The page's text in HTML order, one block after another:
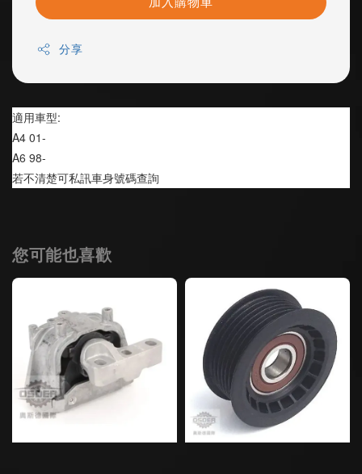
分享
適用車型:
A4 01-
A6 98-
若不清楚可私訊車身號碼查詢
您可能也喜歡